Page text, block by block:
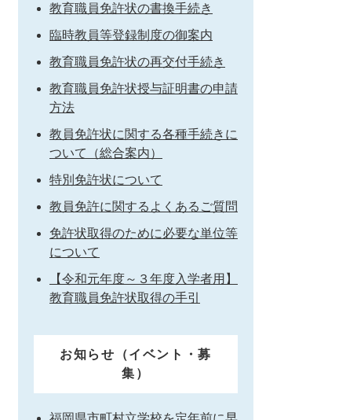
教育職員免許状の書換手続き
臨時教員等登録制度の御案内
教育職員免許状の再交付手続き
教育職員免許状授与証明書の申請
方法
教員免許状に関する各種手続きに
ついて（総合案内）
特別免許状について
教員免許に関するよくあるご質問
免許状取得のために必要な単位等
について
【令和元年度～３年度入学者用】
教育職員免許状取得の手引
お知らせ（イベント・募
集）